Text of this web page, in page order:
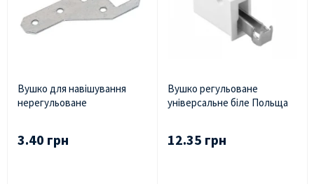
Вушко для навішування
нерегульоване
3.40 грн
Вушко регульоване
універсальне біле Польща
12.35 грн